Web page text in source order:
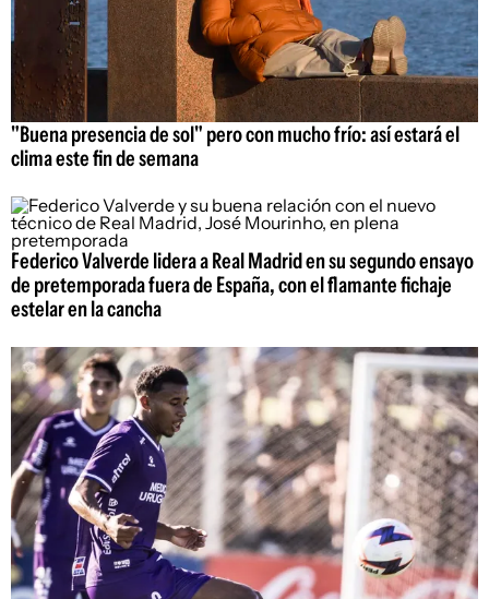
"Buena presencia de sol" pero con mucho frío: así estará el
clima este fin de semana
Federico Valverde lidera a Real Madrid en su segundo ensayo
de pretemporada fuera de España, con el flamante fichaje
estelar en la cancha